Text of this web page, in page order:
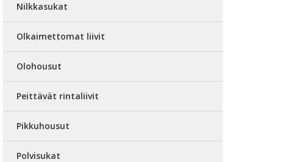
Nilkkasukat
Olkaimettomat liivit
Olohousut
Peittävät rintaliivit
Pikkuhousut
Polvisukat